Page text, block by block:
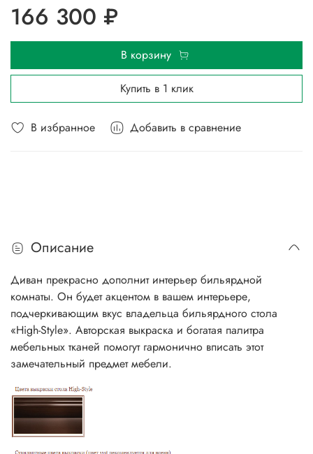
В избранное Добавить в сравнение
166 300 ₽
В корзину
Купить в 1 клик
Описание
Диван прекрасно дополнит интерьер бильярдной
комнаты. Он будет акцентом в вашем интерьере,
подчеркивающим вкус владельца бильярдного стола
«High-Style». Авторская выкраска и богатая палитра
мебельных тканей помогут гармонично вписать этот
замечательный предмет мебели.